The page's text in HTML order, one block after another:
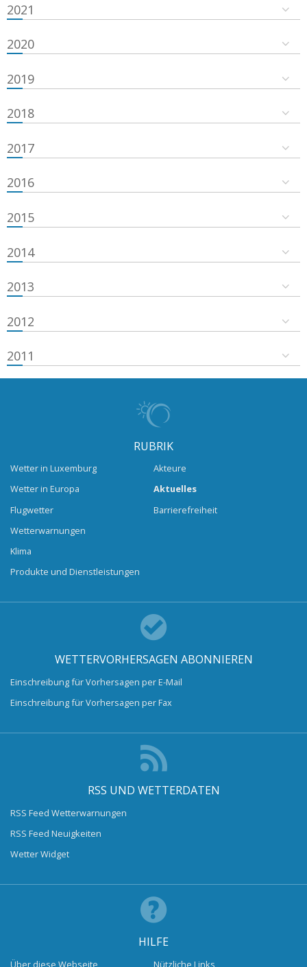
2021
2020
2019
2018
2017
2016
2015
2014
2013
2012
2011
RUBRIK
Wetter in Luxemburg
Wetter in Europa
Flugwetter
Wetterwarnungen
Klima
Produkte und Dienstleistungen
Akteure
Aktuelles
Barrierefreiheit
WETTERVORHERSAGEN ABONNIEREN
Einschreibung für Vorhersagen per E-Mail
Einschreibung für Vorhersagen per Fax
RSS UND WETTERDATEN
RSS Feed Wetterwarnungen
RSS Feed Neuigkeiten
Wetter Widget
HILFE
Über diese Webseite Nützliche Links